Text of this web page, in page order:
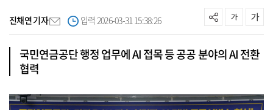
진채연 기자 입력 2026-03-31 15:38:26
국민연금공단 행정 업무에 AI 접목 등 공공 분야의 AI 전환
협력